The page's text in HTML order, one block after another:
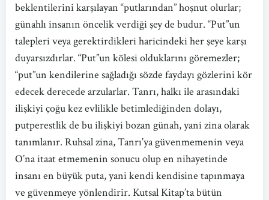
beklentilerini karşılayan “putlarından” hoşnut olurlar;
günahlı insanın öncelik verdiği şey de budur. “Put”un
talepleri veya gerektirdikleri haricindeki her şeye karşı
duyarsızdırlar. “Put”un kölesi olduklarını göremezler;
“put”un kendilerine sağladığı sözde faydayı gözlerini kör
edecek derecede arzularlar. Tanrı, halkı ile arasındaki
ilişkiyi çoğu kez evlilikle betimlediğinden dolayı,
putperestlik de bu ilişkiyi bozan günah, yani zina olarak
tanımlanır. Ruhsal zina, Tanrı’ya güvenmemenin veya
O’na itaat etmemenin sonucu olup en nihayetinde
insanı en büyük puta, yani kendi kendisine tapınmaya
ve güvenmeye yönlendirir. Kutsal Kitap’ta bütün